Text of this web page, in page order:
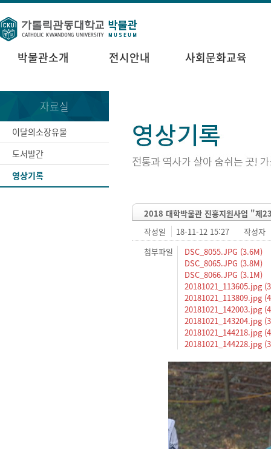
박물관소개 전시안내 사회문화교육
자료실
이달의소장유물
도서발간
영상기록
2018 대학박물관 진흥지원사업 "제
작성일
18-11-12 15:27
작성자
첨부파일
DSC_8055.JPG (3.6M)
DSC_8065.JPG (3.8M)
DSC_8066.JPG (3.1M)
20181021_113605.jpg
20181021_113809.jpg
20181021_142003.jpg
20181021_143204.jpg
20181021_144218.jpg
20181021_144228.jpg